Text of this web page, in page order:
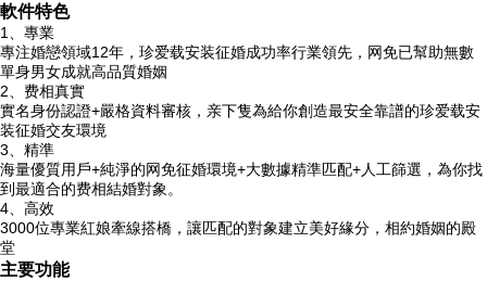
軟件特色
1、專業
專注婚戀領域12年，珍爱载安装征婚成功率行業領先，网免已幫助無數
單身男女成就高品質婚姻
2、费相真實
實名身份認證+嚴格資料審核，亲下隻為給你創造最安全靠譜的珍爱载安
装征婚交友環境
3、精準
海量優質用戶+純淨的网免征婚環境+大數據精準匹配+人工篩選，為你找
到最適合的费相結婚對象。
4、高效
3000位專業紅娘牽線搭橋，讓匹配的對象建立美好緣分，相約婚姻的殿
堂
主要功能